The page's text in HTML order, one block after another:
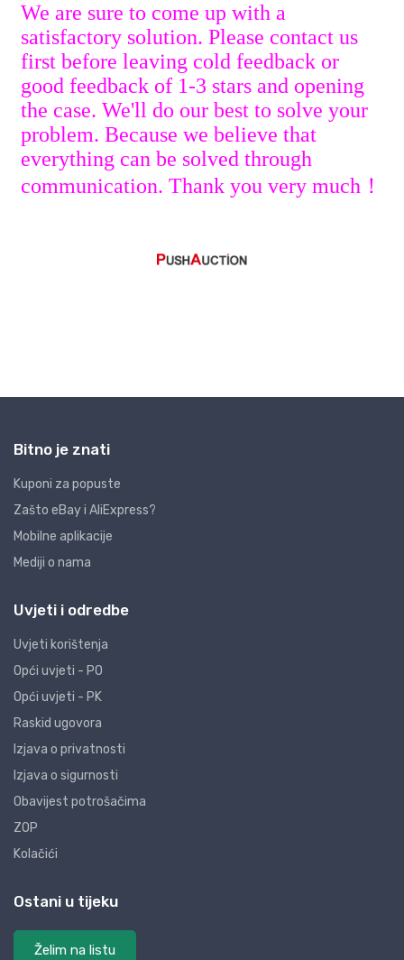
Bitno je znati
Kuponi za popuste
Zašto eBay i AliExpress?
Mobilne aplikacije
Mediji o nama
Uvjeti i odredbe
Uvjeti korištenja
Opći uvjeti - PO
Opći uvjeti - PK
Raskid ugovora
Izjava o privatnosti
Izjava o sigurnosti
Obavijest potrošačima
ZOP
Kolačići
Ostani u tijeku
Želim na listu